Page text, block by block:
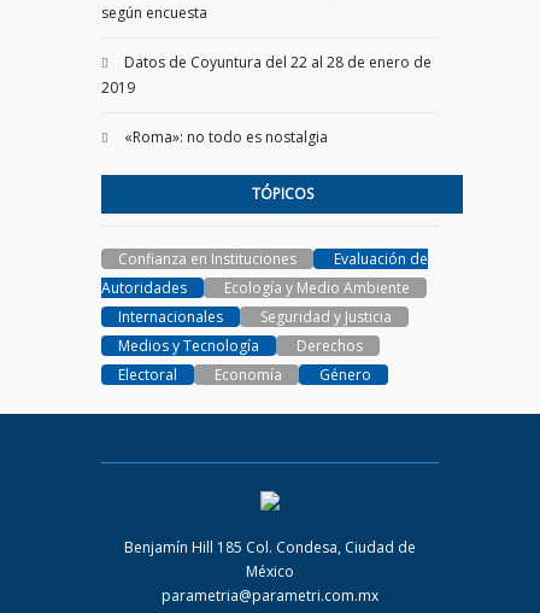
según encuesta
Datos de Coyuntura del 22 al 28 de enero de
2019
«Roma»: no todo es nostalgia
TÓPICOS
Confianza en Instituciones
Evaluación de
Autoridades
Ecología y Medio Ambiente
Internacionales
Seguridad y Justicia
Medios y Tecnología
Derechos
Electoral
Economía Género
Benjamín Hill 185 Col. Condesa, Ciudad de
México
parametria@parametri.com.mx